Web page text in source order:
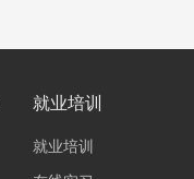
就业培训
就业培训